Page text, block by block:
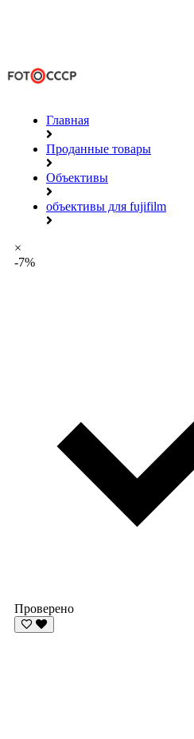
Главная
Проданные товары
Объективы
объективы для fujifilm
×
-7%
Проверено